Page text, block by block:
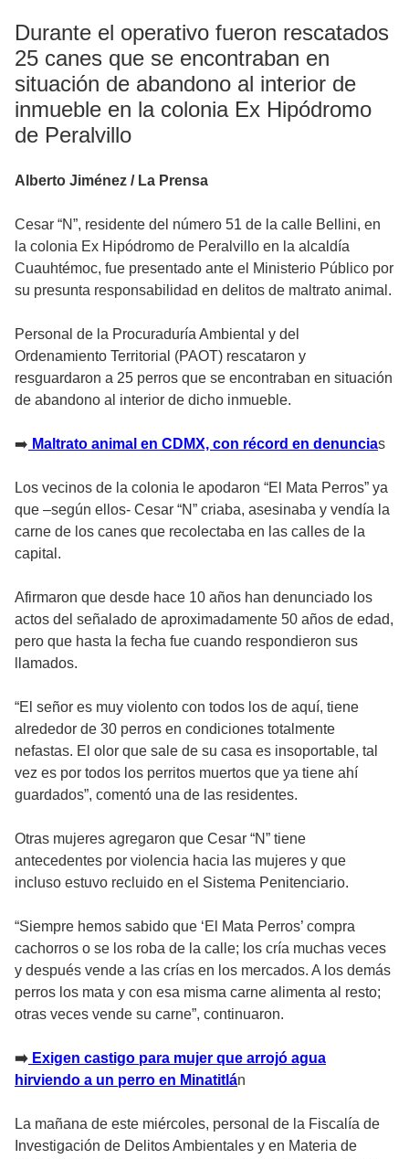
Durante el operativo fueron rescatados
25 canes que se encontraban en
situación de abandono al interior de
inmueble en la colonia Ex Hipódromo
de Peralvillo
Alberto Jiménez / La Prensa
Cesar “N”, residente del número 51 de la calle Bellini, en
la colonia Ex Hipódromo de Peralvillo en la alcaldía
Cuauhtémoc, fue presentado ante el Ministerio Público por
su presunta responsabilidad en delitos de maltrato animal.
Personal de la Procuraduría Ambiental y del
Ordenamiento Territorial (PAOT) rescataron y
resguardaron a 25 perros que se encontraban en situación
de abandono al interior de dicho inmueble.
➡️ Maltrato animal en CDMX, con récord en denuncias
Los vecinos de la colonia le apodaron “El Mata Perros” ya
que –según ellos- Cesar “N” criaba, asesinaba y vendía la
carne de los canes que recolectaba en las calles de la
capital.
Afirmaron que desde hace 10 años han denunciado los
actos del señalado de aproximadamente 50 años de edad,
pero que hasta la fecha fue cuando respondieron sus
llamados.
“El señor es muy violento con todos los de aquí, tiene
alrededor de 30 perros en condiciones totalmente
nefastas. El olor que sale de su casa es insoportable, tal
vez es por todos los perritos muertos que ya tiene ahí
guardados”, comentó una de las residentes.
Otras mujeres agregaron que Cesar “N” tiene
antecedentes por violencia hacia las mujeres y que
incluso estuvo recluido en el Sistema Penitenciario.
“Siempre hemos sabido que ‘El Mata Perros’ compra
cachorros o se los roba de la calle; los cría muchas veces
y después vende a las crías en los mercados. A los demás
perros los mata y con esa misma carne alimenta al resto;
otras veces vende su carne”, continuaron.
➡️ Exigen castigo para mujer que arrojó agua
hirviendo a un perro en Minatitlán
La mañana de este miércoles, personal de la Fiscalía de
Investigación de Delitos Ambientales y en Materia de